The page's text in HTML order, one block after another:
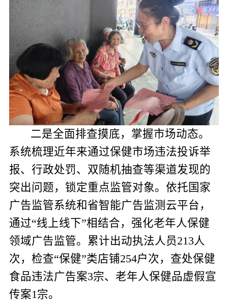
二是全面排查摸底，掌握市场动态。
系统梳理近年来通过保健市场违法投诉举
报、行政处罚、双随机抽查等渠道发现的
突出问题，锁定重点监管对象。依托国家
广告监管系统和省智能广告监测云平台，
通过“线上线下”相结合，强化老年人保健
领域广告监管。累计出动执法人员213人
次，检查“保健”类店铺254户次，查处保健
食品违法广告案3宗、老年人保健品虚假宣
传案1 宗。